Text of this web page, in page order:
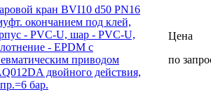
кран BVI10 d50 PN16
окончанием под клей,
- PVC-U, шар - PVC-U,
- EPDM с
приводом
двойного действия,
бар.
Цена
по